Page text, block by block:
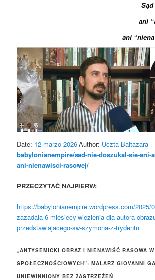
Sąd
ani
ani
Date: 12 marzo 2026 Author: Uczta Baltazara
babylonianempire/sad-nie-doszukal-sie-ani-
ani-nienawisci-rasowej/
PRZECZYTAĆ NAJPIERW:
https://babylonianempire.wordpress.com/2025/
zazadala-6-miesiecy-wiezienia-dla-autora-
przedstawiajacego-sw-szymona-z-trydentu
„ANTYSEMICKI OBRAZ I NIENAWIŚĆ RASOWA
SPOŁECZNOŚCIOWYCH”: MALARZ GIOVANNI
UNIEWINNIONY BEZ ZASTRZEŻEŃ